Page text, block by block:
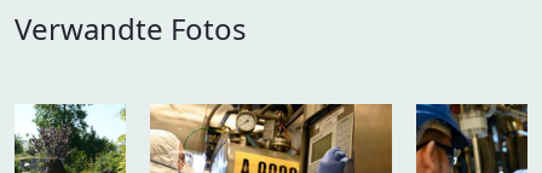
Verwandte Fotos